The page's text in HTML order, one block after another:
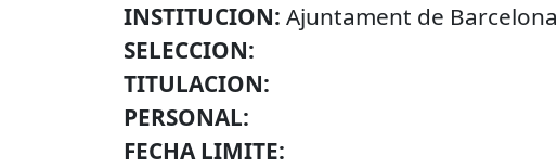
INSTITUCION: Ajuntament de Barcelona
SELECCION:
TITULACION:
PERSONAL:
FECHA LIMITE: